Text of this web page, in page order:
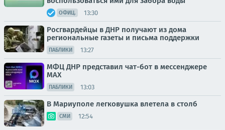
ОФИЦ. 13:30
Росгвардейцы в ДНР получают из дома
региональные газеты и письма поддержки
ПАБЛИКИ 13:27
МФЦ ДНР представил чат-бот в мессенджере
MAX
ПАБЛИКИ 13:03
В Мариуполе легковушка влетела в столб
СМИ 12:54